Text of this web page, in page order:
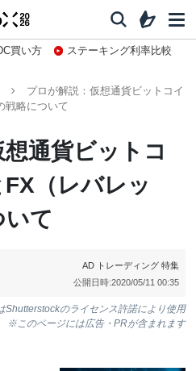
買い方
ステーキング利率比較
プロが解説：仮想通貨ビットコイ
戦略について
通貨ビットコ
（レバレッ
いて
AD トレーディング 特集
公開日時:2020/05/11 00:35
Shutterstockのライセンス許諾により使用
※このページには広告・PRが含まれます